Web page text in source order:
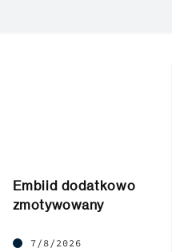
Embiid dodatkowo
zmotywowany
7/8/2026